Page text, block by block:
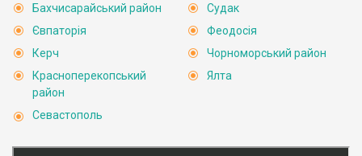
Бахчисарайський район
Євпаторія
Керч
Красноперекопський
район
Севастополь
Судак
Феодосія
Чорноморський район
Ялта